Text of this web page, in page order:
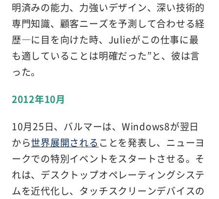
明済みの能力、力強いデザイン、深い技術的
専門知識、顧客ニーズを予測して合わせる経
歴―に目を向けた時、Julieがこの仕事に最
も適していることは明確だった”と、彼は言
った。
2012年10月
10月25日、バルマーは、Windows8が翌日
から世界展開される ことを発表し、ニューヨ
ークでの特別イベントをスタートさせる。そ
れは、デスクトップオペレーティングシステ
ムを近代化し、タッチスクリーンデバイスの